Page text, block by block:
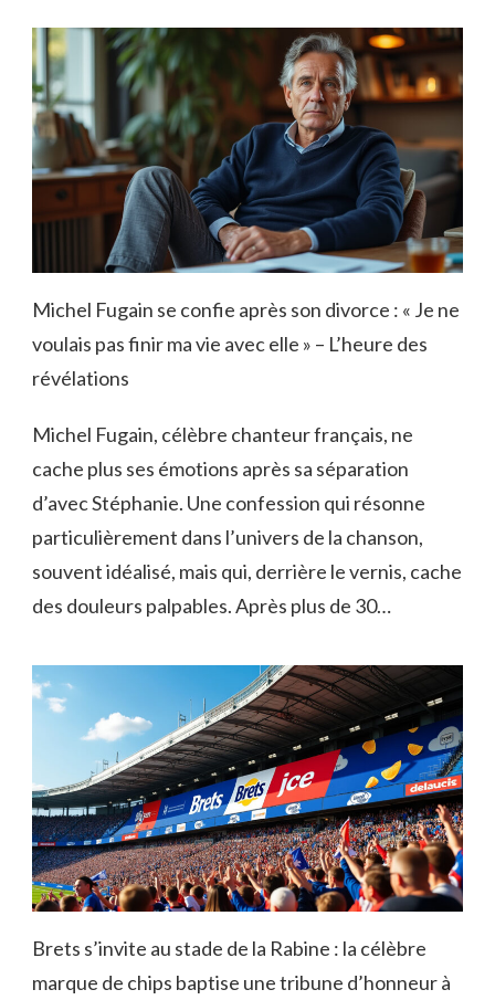
Michel Fugain se confie après son divorce : « Je ne
voulais pas finir ma vie avec elle » – L’heure des
révélations
Michel Fugain, célèbre chanteur français, ne
cache plus ses émotions après sa séparation
d’avec Stéphanie. Une confession qui résonne
particulièrement dans l’univers de la chanson,
souvent idéalisé, mais qui, derrière le vernis, cache
des douleurs palpables. Après plus de 30…
Brets s’invite au stade de la Rabine : la célèbre
marque de chips baptise une tribune d’honneur à